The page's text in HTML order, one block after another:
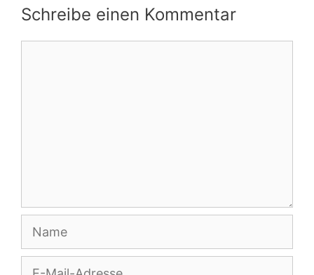
Schreibe einen Kommentar